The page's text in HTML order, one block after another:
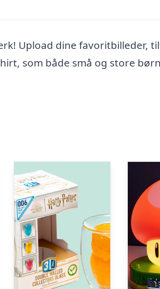
Upload dine favoritbilleder,
som både små og store